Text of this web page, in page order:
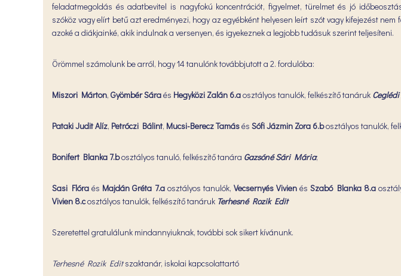
feladatmegoldás és adatbevitel is nagyfokú koncentrációt, figyelmet, türelmet és jó
szóköz vagy elírt betű azt eredményezi, hogy az egyébként helyesen leírt szót vagy kifejezést
azoké a diákjainké, akik indulnak a versenyen, és igyekeznek a legjobb tudásuk szerint teljesíteni.
Örömmel számolunk be arról, hogy 14 tanulónk továbbjutott a 2. fordulóba:
Miszori Márton, Gyömbér Sáraés Hegyközi Zalán 6.aosztályos tanulók, felkészítő tanáruk
Pataki Judit Alíz, Petróczi Bálint, Mucsi-Berecz Tamásés Sófi Jázmin Zora 6.bosztályos tanulók,
Bonifert Blanka 7.bosztályos tanuló, felkészítő tanára Gazsóné Sári Mária;
Sasi Flóra és Majdán Gréta 7.aosztályos tanulók, Vecsernyés VivienésSzabó Blanka 8.a
Vivien 8.cosztályos tanulók, felkészítő tanáruk Terhesné Rozik Edit
Szeretettel gratulálunk mindannyiuknak, további sok sikert kívánunk.
Terhesné Rozik Editszaktanár, iskolai kapcsolattartó